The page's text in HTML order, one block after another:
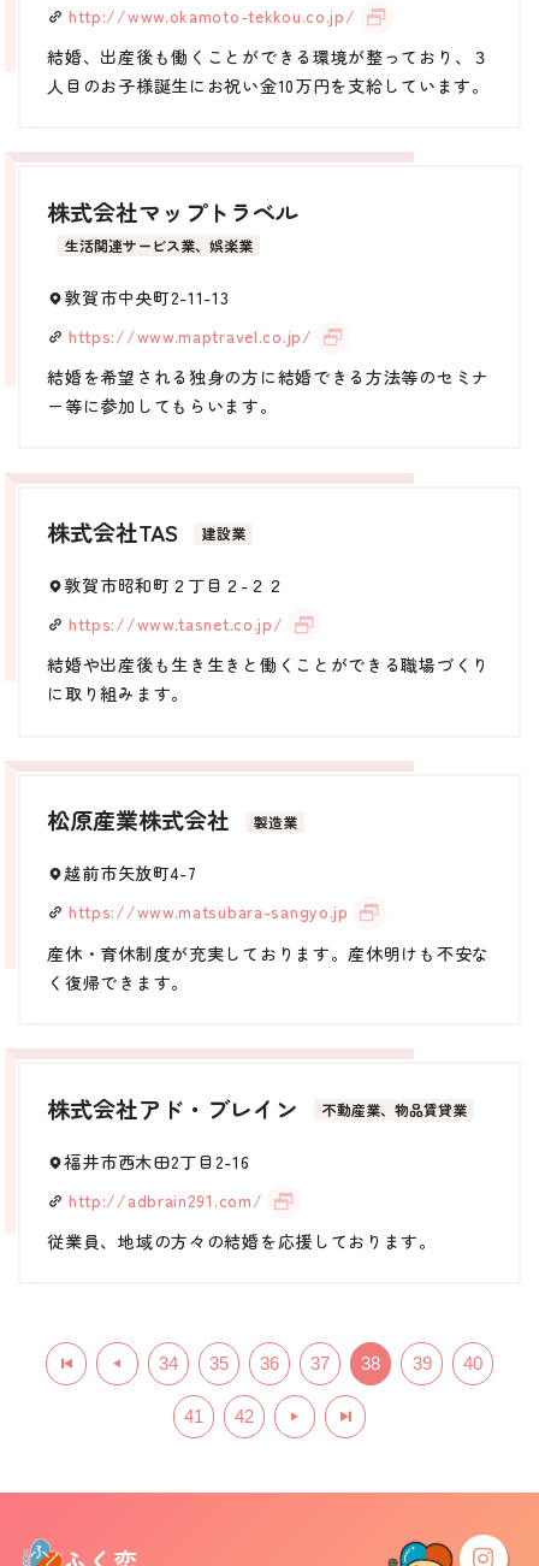
http://www.okamoto-tekkou.co.jp/
結婚、出産後も働くことができる環境が整っており、３
人目のお子様誕生にお祝い金10万円を支給しています。
株式会社マップトラベル
生活関連サービス業、娯楽業
敦賀市中央町2-11-13
https://www.maptravel.co.jp/
結婚を希望される独身の方に結婚できる方法等のセミナ
ー等に参加してもらいます。
株式会社TAS 建設業
敦賀市昭和町２丁目２-２２
https://www.tasnet.co.jp/
結婚や出産後も生き生きと働くことができる職場づくり
に取り組みます。
松原産業株式会社 製造業
越前市矢放町4-7
https://www.matsubara-sangyo.jp
産休・育休制度が充実しております。産休明けも不安な
く復帰できます。
株式会社アド・ブレイン 不動産業、物品賃貸業
福井市西木田2丁目2-16
http://adbrain291.com/
従業員、地域の方々の結婚を応援しております。
34 35 36 37 38 39 40
41 42